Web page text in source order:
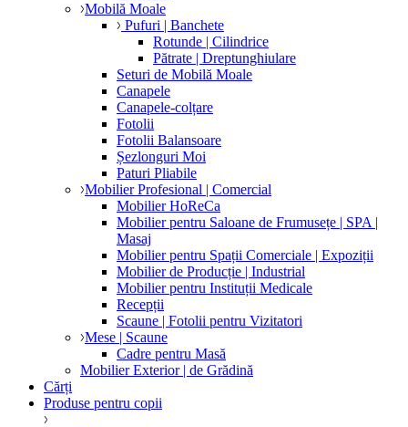
Mobilă Moale
Pufuri | Banchete
Rotunde | Cilindrice
Pătrate | Dreptunghiulare
Seturi de Mobilă Moale
Canapele
Canapele-colțare
Fotolii
Fotolii Balansoare
Șezlonguri Moi
Paturi Pliabile
Mobilier Profesional | Comercial
Mobilier HoReCa
Mobilier pentru Saloane de Frumusețe | SPA |
Masaj
Mobilier pentru Spații Comerciale | Expoziții
Mobilier de Producție | Industrial
Mobilier pentru Instituții Medicale
Recepții
Scaune | Fotolii pentru Vizitatori
Mese | Scaune
Cadre pentru Masă
Mobilier Exterior | de Grădină
Cărți
Produse pentru copii